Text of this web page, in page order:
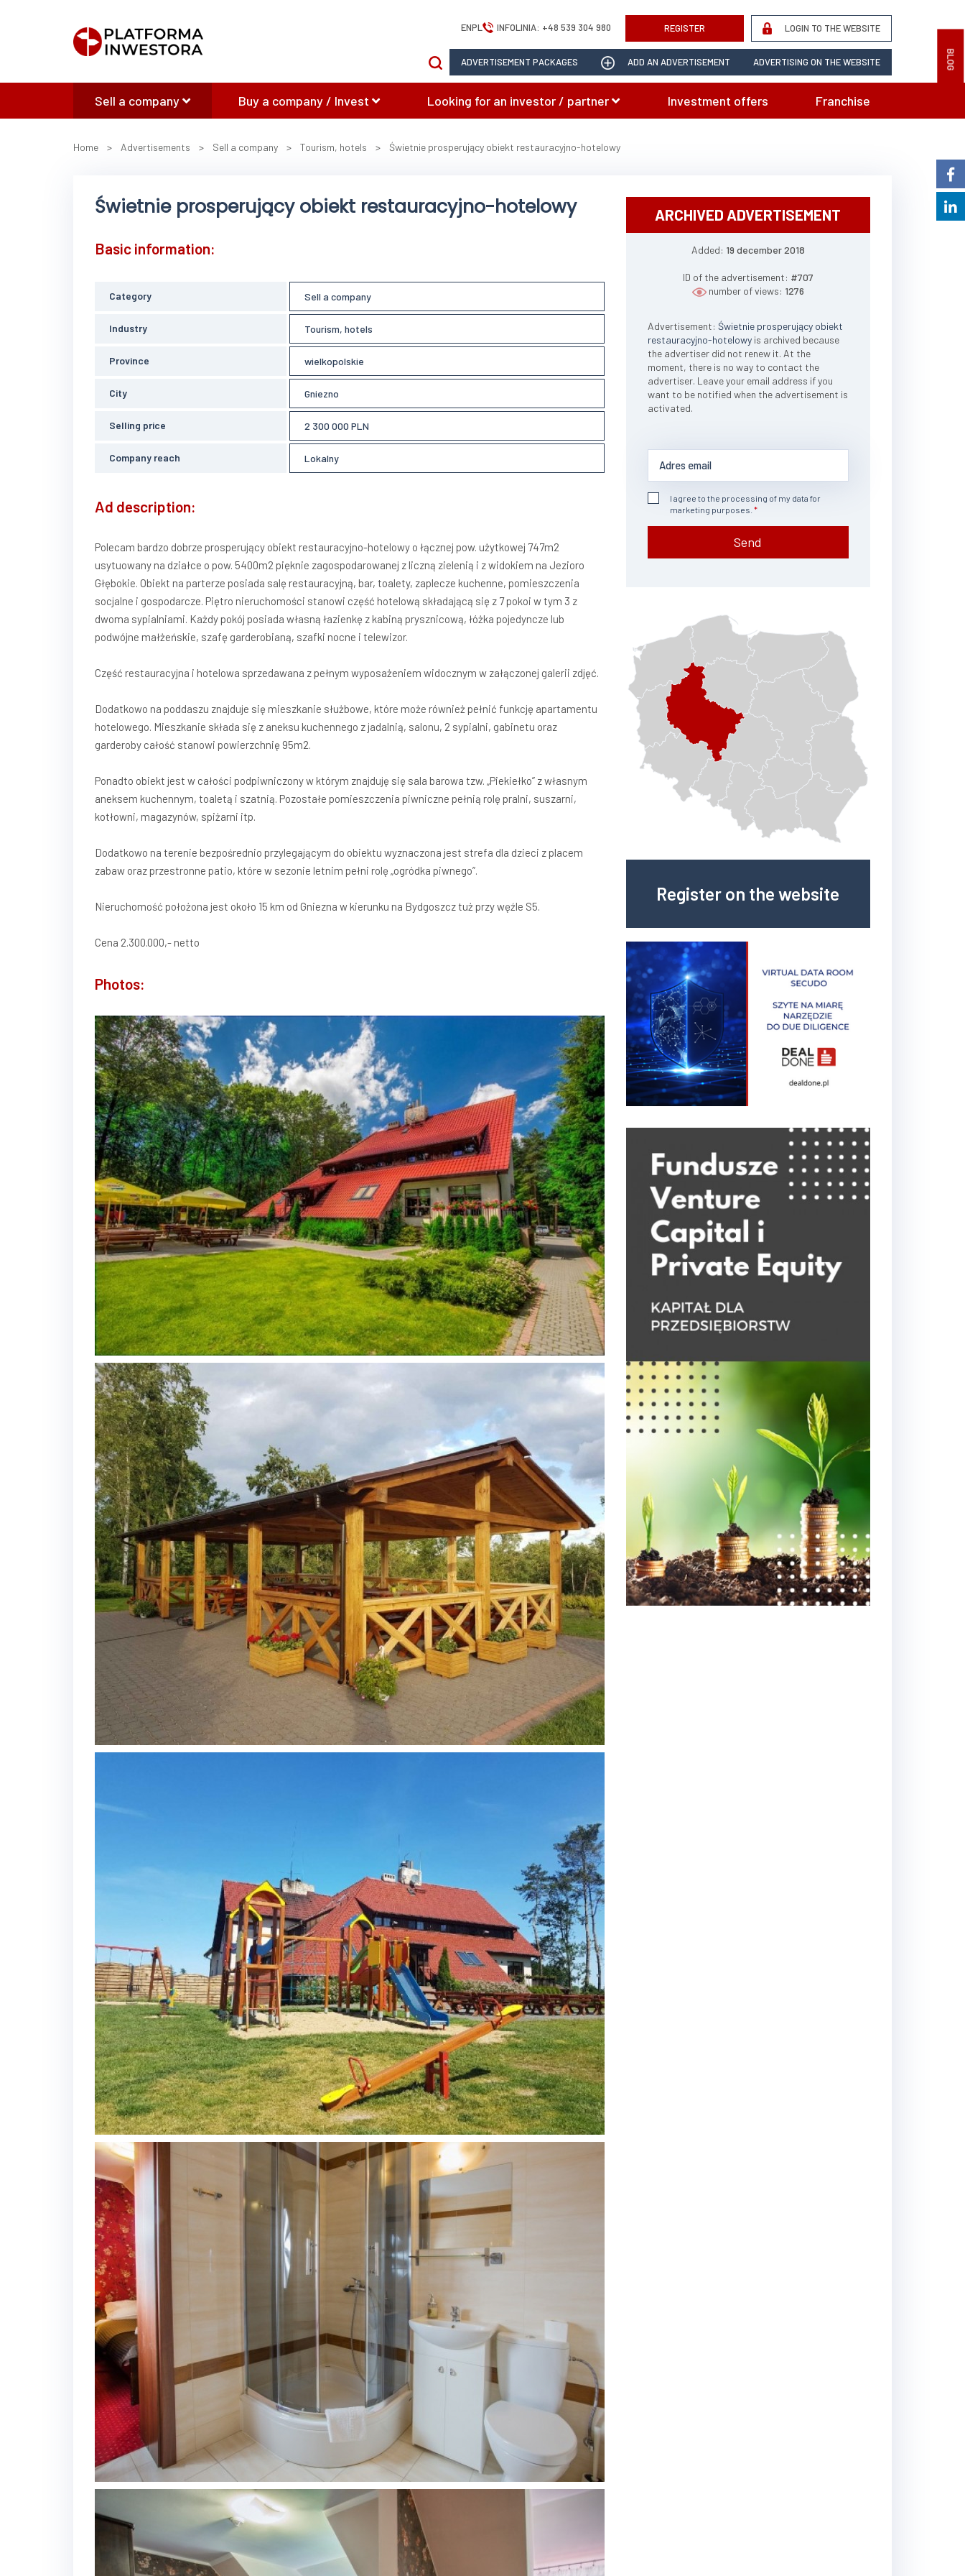
BLOG
ENPL INFOLINIA: +48 539 304 980 REGISTER LOGIN TO THE WEBSITE
ADVERTISEMENT PACKAGES ADD AN ADVERTISEMENT ADVERTISING ON THE WEBSITE
Sell a company Buy a company / Invest Looking for an investor / partner Investment offers Franchise
Home > Advertisements > Sell a company > Tourism, hotels > Świetnie prosperujący obiekt restauracyjno-hotelowy
Świetnie prosperujący obiekt restauracyjno-hotelowy
Basic information:
Category Sell a company
Industry Tourism, hotels
Province wielkopolskie
City Gniezno
Selling price 2 300 000 PLN
Company reach Lokalny
Ad description:
Polecam bardzo dobrze prosperujący obiekt restauracyjno-hotelowy o łącznej pow. użytkowej 747m2
usytuowany na działce o pow. 5400m2 pięknie zagospodarowanej z liczną zielenią i z widokiem na Jezioro
Głębokie. Obiekt na parterze posiada salę restauracyjną, bar, toalety, zaplecze kuchenne, pomieszczenia
socjalne i gospodarcze. Piętro nieruchomości stanowi część hotelową składającą się z 7 pokoi w tym 3 z
dwoma sypialniami. Każdy pokój posiada własną łazienkę z kabiną prysznicową, łóżka pojedyncze lub
podwójne małżeńskie, szafę garderobianą, szafki nocne i telewizor.
Część restauracyjna i hotelowa sprzedawana z pełnym wyposażeniem widocznym w załączonej galerii zdjęć.
Dodatkowo na poddaszu znajduje się mieszkanie służbowe, które może również pełnić funkcję apartamentu
hotelowego. Mieszkanie składa się z aneksu kuchennego z jadalnią, salonu, 2 sypialni, gabinetu oraz
garderoby całość stanowi powierzchnię 95m2.
Ponadto obiekt jest w całości podpiwniczony w którym znajduję się sala barowa tzw. „Piekiełko” z własnym
aneksem kuchennym, toaletą i szatnią. Pozostałe pomieszczenia piwniczne pełnią rolę pralni, suszarni,
kotłowni, magazynów, spiżarni itp.
Dodatkowo na terenie bezpośrednio przylegającym do obiektu wyznaczona jest strefa dla dzieci z placem
zabaw oraz przestronne patio, które w sezonie letnim pełni rolę „ogródka piwnego”.
Nieruchomość położona jest około 15 km od Gniezna w kierunku na Bydgoszcz tuż przy węźle S5.
Cena 2.300.000,- netto
Photos:
ARCHIVED ADVERTISEMENT
Added: 19 december 2018
ID of the advertisement: #707
number of views: 1276
Advertisement: Świetnie prosperujący obiekt
restauracyjno-hotelowy is archived because
the advertiser did not renew it. At the
moment, there is no way to contact the
advertiser. Leave your email address if you
want to be notified when the advertisement is
activated.
I agree to the processing of my data for
marketing purposes.
Send
Register on the website